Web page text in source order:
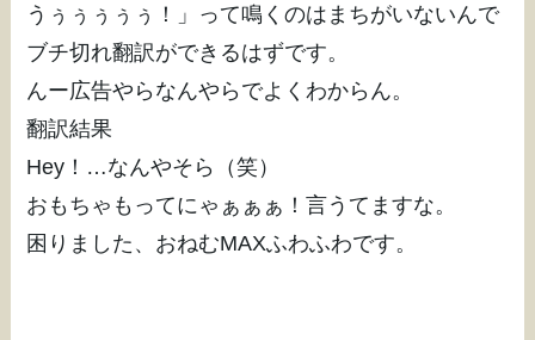
うぅぅぅぅぅ！」って鳴くのはまちがいないんで
ブチ切れ翻訳ができるはずです。
んー広告やらなんやらでよくわからん。
翻訳結果
Hey！…なんやそら（笑）
おもちゃもってにゃぁぁぁ！言うてますな。
困りました、おねむMAXふわふわです。